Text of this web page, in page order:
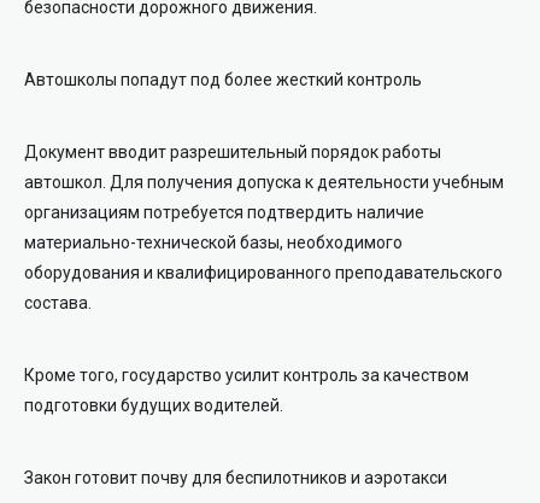
безопасности дорожного движения.
Автошколы попадут под более жесткий контроль
Документ вводит разрешительный порядок работы
автошкол. Для получения допуска к деятельности учебным
организациям потребуется подтвердить наличие
материально-технической базы, необходимого
оборудования и квалифицированного преподавательского
состава.
Кроме того, государство усилит контроль за качеством
подготовки будущих водителей.
Закон готовит почву для беспилотников и аэротакси